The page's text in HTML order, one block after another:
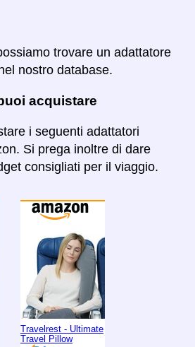
trovare un adattatore
nostro database.
acquistare
i seguenti adattatori
Si prega inoltre di dare
consigliati per il viaggio.
Travelrest - Ultimate
Travel Pillow